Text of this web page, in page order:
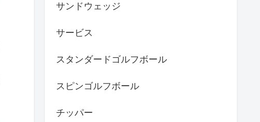
サンドウェッジ
サービス
スタンダードゴルフボール
スピンゴルフボール
チッパー